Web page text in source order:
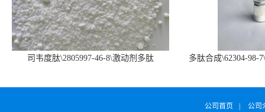
司韦度肽\2805997-46-8\激动剂多肽
多肽合成\62304-98-
公司首页 公司